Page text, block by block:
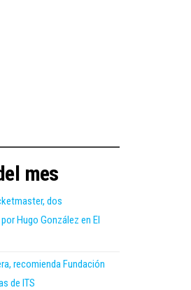
mes
dos
Hugo González en El
recomienda Fundación
de ITS